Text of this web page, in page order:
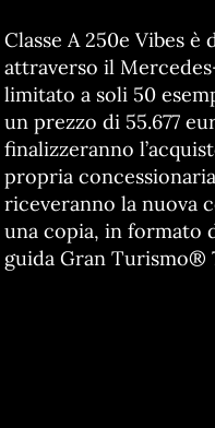
Classe A 250e Vibes
attraverso il
limitato a soli 50
un prezzo di 55.677
finalizzeranno
propria
riceveranno la nuova
una copia, in formato
guida Gran Turismo®